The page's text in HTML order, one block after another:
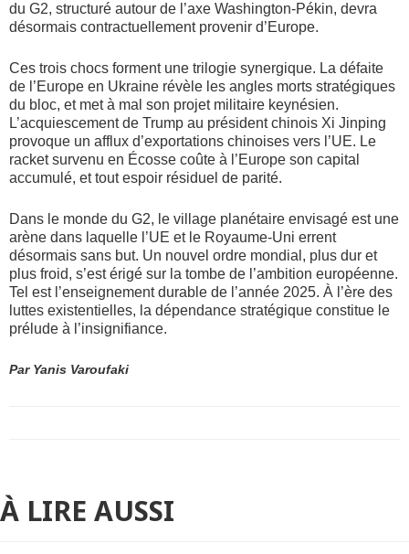
du G2, structuré autour de l’axe Washington-Pékin, devra
désormais contractuellement provenir d’Europe.
Ces trois chocs forment une trilogie synergique. La défaite
de l’Europe en Ukraine révèle les angles morts stratégiques
du bloc, et met à mal son projet militaire keynésien.
L’acquiescement de Trump au président chinois Xi Jinping
provoque un afflux d’exportations chinoises vers l’UE. Le
racket survenu en Écosse coûte à l’Europe son capital
accumulé, et tout espoir résiduel de parité.
Dans le monde du G2, le village planétaire envisagé est une
arène dans laquelle l’UE et le Royaume-Uni errent
désormais sans but. Un nouvel ordre mondial, plus dur et
plus froid, s’est érigé sur la tombe de l’ambition européenne.
Tel est l’enseignement durable de l’année 2025. À l’ère des
luttes existentielles, la dépendance stratégique constitue le
prélude à l’insignifiance.
Par Yanis Varoufaki
À LIRE AUSSI